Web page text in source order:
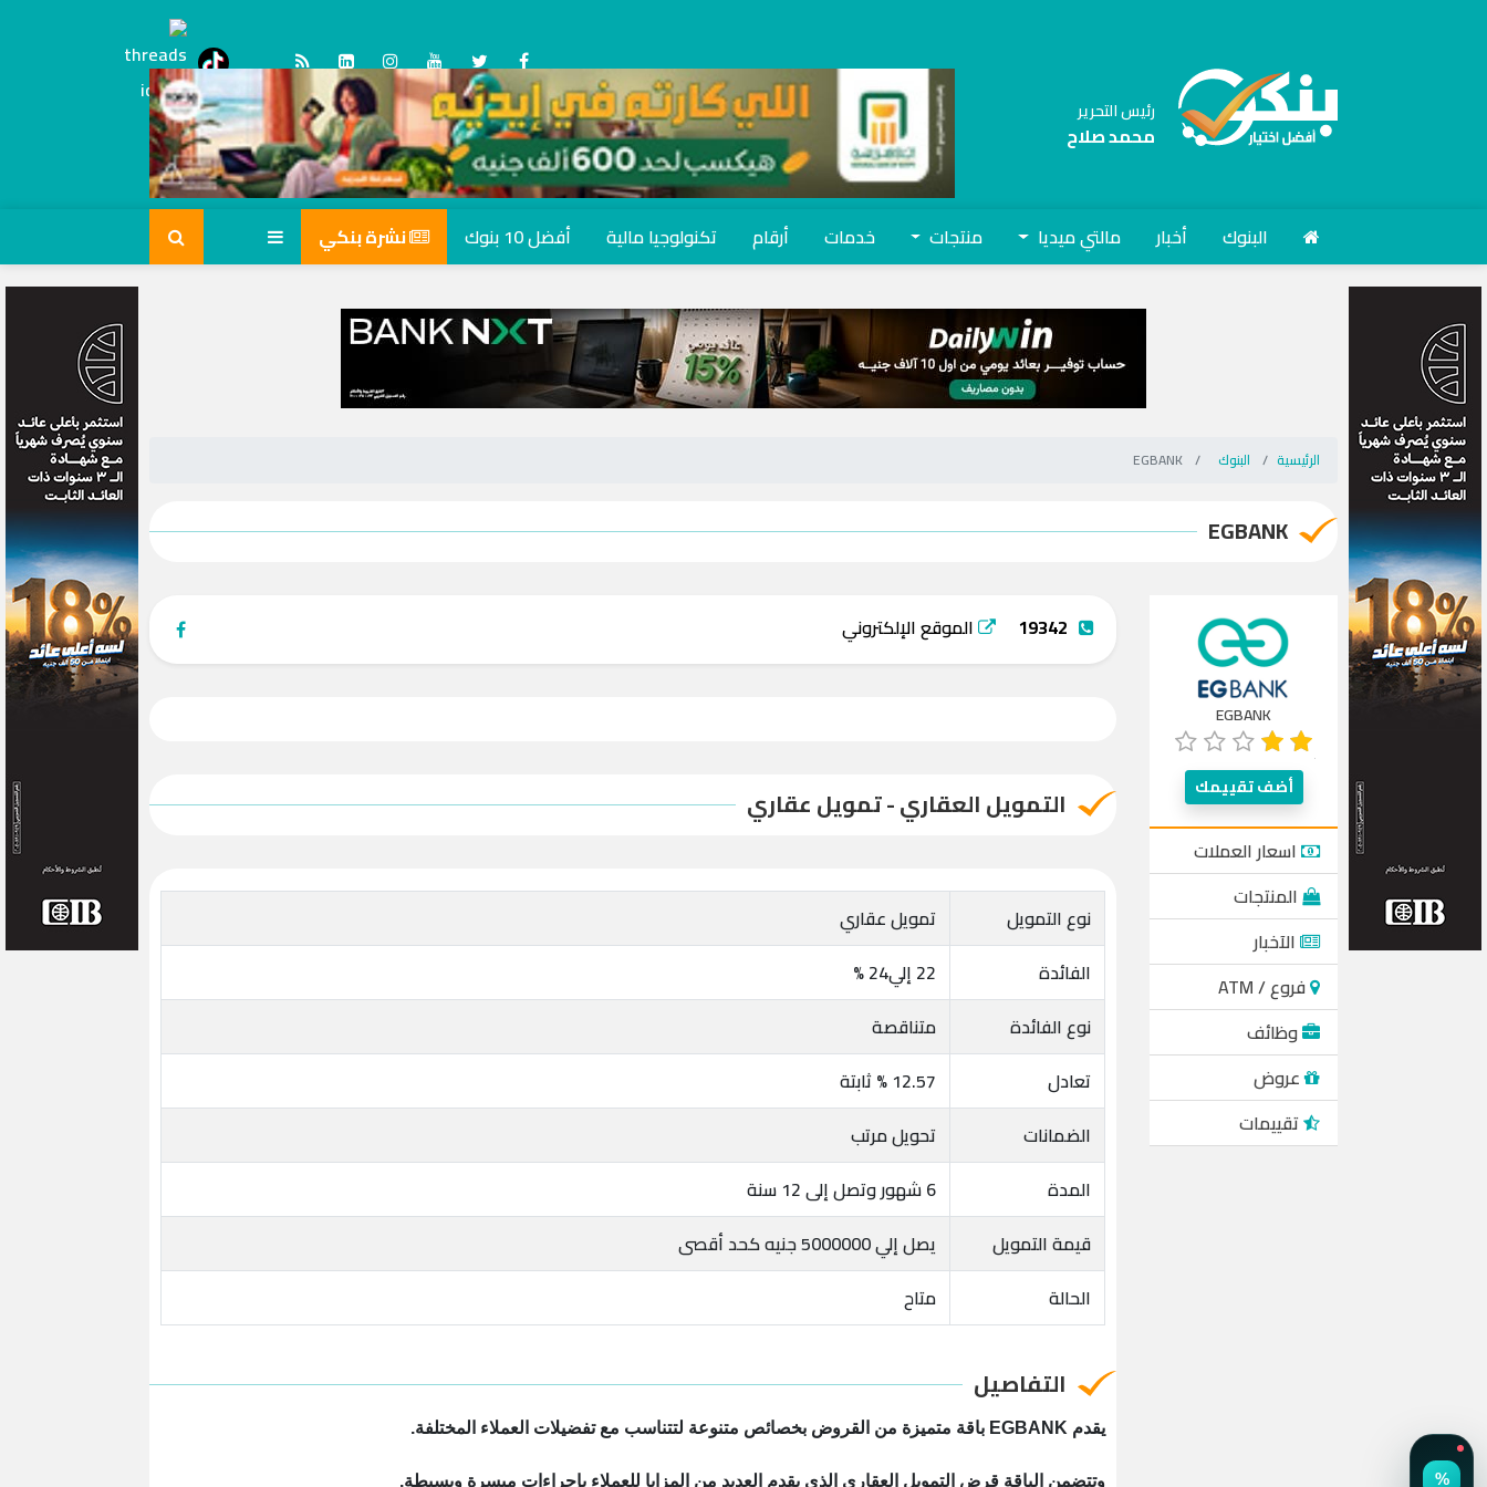
tiktok
Threads
رئيس التحرير
محمد صلاح
البنوك أخبار مالتي ميديا منتجات خدمات أرقام تكنولوجيا مالية أفضل 10 بنوك نشرة بنكي
الرئيسية البنوك
EGBANK
EGBANK
أضف تقييمك
اسعار العملات
المنتجات
الآخبار
فروع / ATM
وظائف
عروض
تقييمات
19342 الموقع الإلكتروني
التمويل العقاري - تمويل عقاري
نوع التمويل
تمويل عقاري
الفائدة
22 إلي24 %
نوع الفائدة
متناقصة
تعادل
12.57 % ثابتة
الضمانات
تحويل مرتب
المدة
6 شهور وتصل إلى 12 سنة
قيمة التمويل
يصل إلي 5000000 جنيه كحد أقصى
الحالة
متاح
التفاصيل
يقدم EGBANK باقة متميزة من القروض بخصائص متنوعة لتتناسب مع تفضيلات العملاء المختلفة.
وتتضمن الباقة قرض التمويل العقاري الذي يقدم العديد من المزايا للعملاء بإجراءات ميسرة وبسيطة.